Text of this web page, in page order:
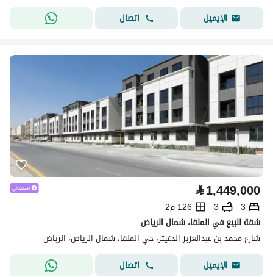
الإيميل
اتصال
⃁1,449,000
3
3
126 م2
شقة للبيع في الملقا، شمال الرياض
شارع محمد بن عبدالعزيز الدغيثر، حي الملقا، شمال الرياض، الرياض
الإيميل
اتصال